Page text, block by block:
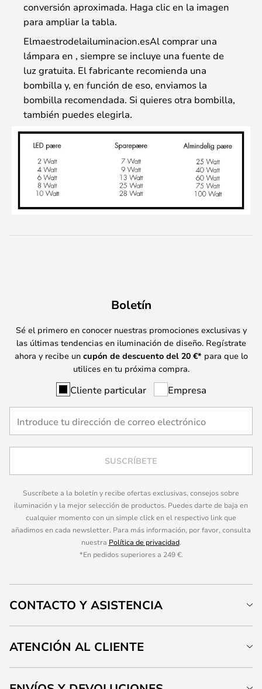
conversión aproximada. Haga clic en la imagen
para ampliar la tabla.
Elmaestrodelailuminacion.esAl comprar una
lámpara en , siempre se incluye una fuente de
luz gratuita. El fabricante recomienda una
bombilla y, en función de eso, enviamos la
bombilla recomendada. Si quieres otra bombilla,
también puedes elegirla.
Boletín
Sé el primero en conocer nuestras promociones exclusivas y
las últimas tendencias en iluminación de diseño. Regístrate
ahora y recibe un cupón de descuento del 20 €* para que lo
utilices en tu próxima compra.
Cliente particular Empresa
SUSCRÍBETE
Suscríbete a la boletín y recibe ofertas exclusivas, consejos sobre
iluminación y la mejor selección de productos. Puedes darte de baja en
cualquier momento con un simple click en el respectivo link que
añadimos en cada newsletter. Para más información, por favor, consulta
nuestra Política de privacidad.
*En pedidos superiores a 249 €.
CONTACTO Y ASISTENCIA
ATENCIÓN AL CLIENTE